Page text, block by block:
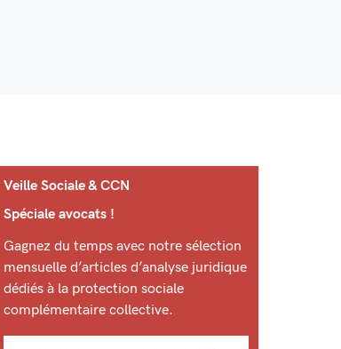
Veille Sociale & CCN
Spéciale avocats !
Gagnez du temps avec notre sélection
mensuelle d’articles d’analyse juridique
dédiés à la protection sociale
complémentaire collective.